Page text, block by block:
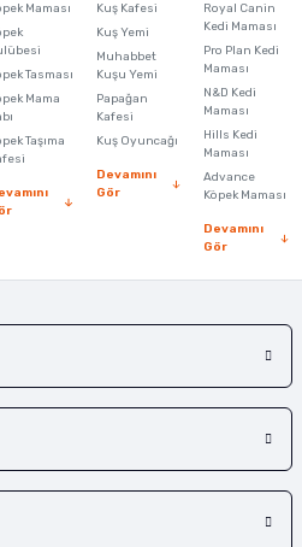
görüntülenemiyor.
bulunuyor.
pahalı.
olmalı.
Maması
Tasması
Mama
Taşıma
Kuş Kafesi
Kuş Yemi
Muhabbet
Kuşu Yemi
Papağan
Kafesi
Kuş Oyuncağı
Devamını
Gör
Royal Canin
Kedi Maması
Pro Plan Kedi
Maması
N&D Kedi
Maması
Hills Kedi
Maması
Advance
Köpek Maması
Devamını
Gör